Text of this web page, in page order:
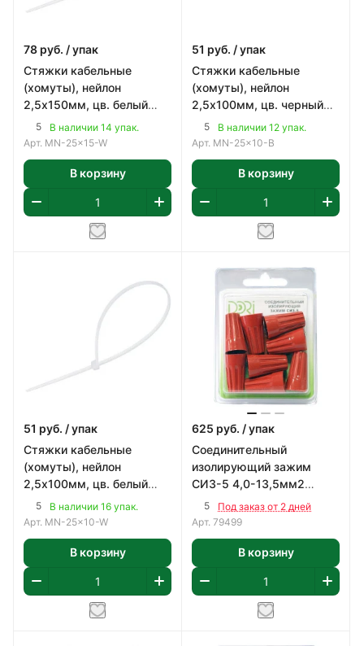
78 руб. / упак
Стяжки кабельные
(хомуты), нейлон
2,5х150мм, цв. белый
(100шт)
5
В наличии 14 упак.
Арт. MN-25x15-W
В корзину
51 руб. / упак
Стяжки кабельные
(хомуты), нейлон
2,5х100мм, цв. черный
(100шт)
5
В наличии 12 упак.
Арт. MN-25x10-B
В корзину
51 руб. / упак
Стяжки кабельные
(хомуты), нейлон
2,5х100мм, цв. белый
(100шт)
5
В наличии 16 упак.
Арт. MN-25x10-W
В корзину
625 руб. / упак
Соединительный
изолирующий зажим
СИЗ-5 4,0-13,5мм2
(100шт)
5
Под заказ от 2 дней
Арт. 79499
В корзину